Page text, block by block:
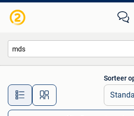
Alle afstanden…
Sorteer